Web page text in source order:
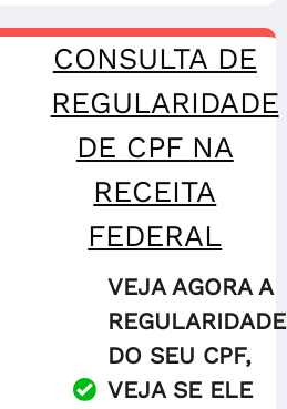
CONSULTA DE
REGULARIDADE
DE CPF NA
RECEITA
FEDERAL
VEJA AGORA A
REGULARIDADE
DO SEU CPF,
VEJA SE ELE